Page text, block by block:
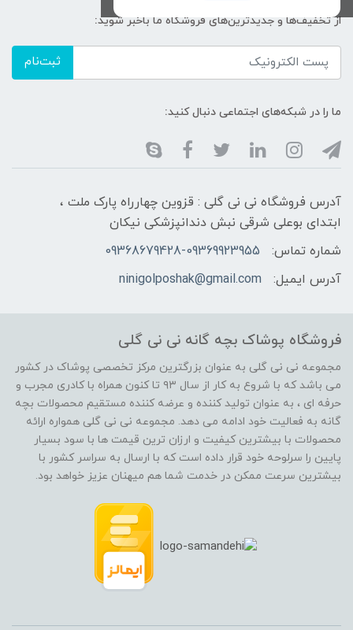
از تخفیف‌ها و جدیدترین‌های فروشگاه ما باخبر شوید:
ثبت‌نام
ما را در شبکه‌های اجتماعی دنبال کنید:
آدرس فروشگاه نی نی گلی : قزوین چهارراه پارک ملت ،
ابتدای بوعلی شرقی نبش دندانپزشکی نیکان
شماره تماس:
09368679428-09369923955
آدرس ایمیل:
ninigolposhak@gmail.com
فروشگاه پوشاک بچه گانه نی نی گلی
مجموعه نی نی گلی به عنوان بزرگترین مرکز تخصصی پوشاک در کشور
می باشد که با شروع به کار از سال ۹۳ تا کنون همراه با کادری مجرب و
حرفه ای ، به عنوان تولید کننده و عرضه کننده مستقیم محصولات بچه
گانه به فعالیت خود ادامه می دهد. مجموعه نی نی گلی همواره ارائه
محصولات با بیشترین کیفیت و ارزان ترین قیمت ها با سود بسیار
پایین را سرلوحه خود قرار داده است که با ارسال به سراسر کشور با
بیشترین سرعت ممکن در خدمت شما هم میهنان عزیز خواهد بود.